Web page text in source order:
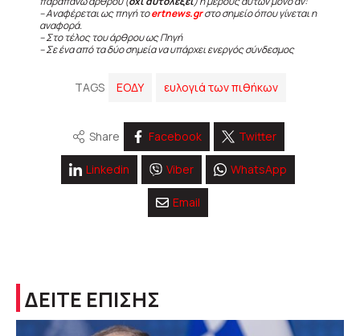
– Αναφέρεται ως πηγή τοertnews.grστο σημείο όπου γίνεται η
αναφορά.
– Στο τέλος του άρθρου ως Πηγή
– Σε ένα από τα δύο σημεία να υπάρχει ενεργός σύνδεσμος
TAGS ΕΟΔΥ ευλογιά των πιθήκων
Share Facebook Twitter
Linkedin Viber WhatsApp
Email
ΔΕΙΤΕ ΕΠΙΣΗΣ